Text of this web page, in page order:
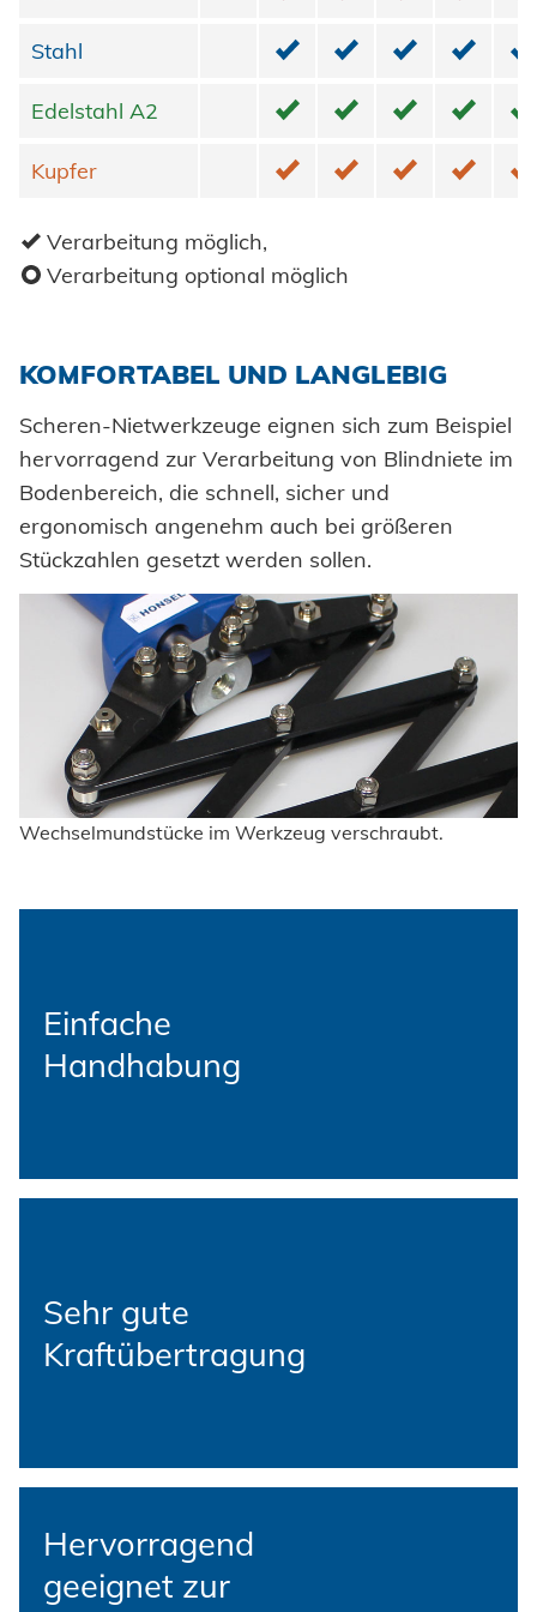
E-Mobility
Klimatechnik
Impressum
Datenschutz
AGBs
Stahl
Edelstahl A2
Kupfer
Stahl ✓ ✓ ✓ ✓ ✓
Edelstahl A2 ✓ ✓ ✓ ✓ ✓
Kupfer ✓ ✓ ✓ ✓ ✓
✓Verarbeitung möglich,
oVerarbeitung optional möglich
KOMFORTABEL UND LANGLEBIG
Scheren-Nietwerkzeuge eignen sich zum Beispiel
hervorragend zur Verarbeitung von Blindniete im
Bodenbereich, die schnell, sicher und
ergonomisch angenehm auch bei größeren
Stückzahlen gesetzt werden sollen.
Wechselmundstücke im Werkzeug verschraubt.
Einfache
Handhabung
Sehr gute
Kraftübertragung
Hervorragend
geeignet zur